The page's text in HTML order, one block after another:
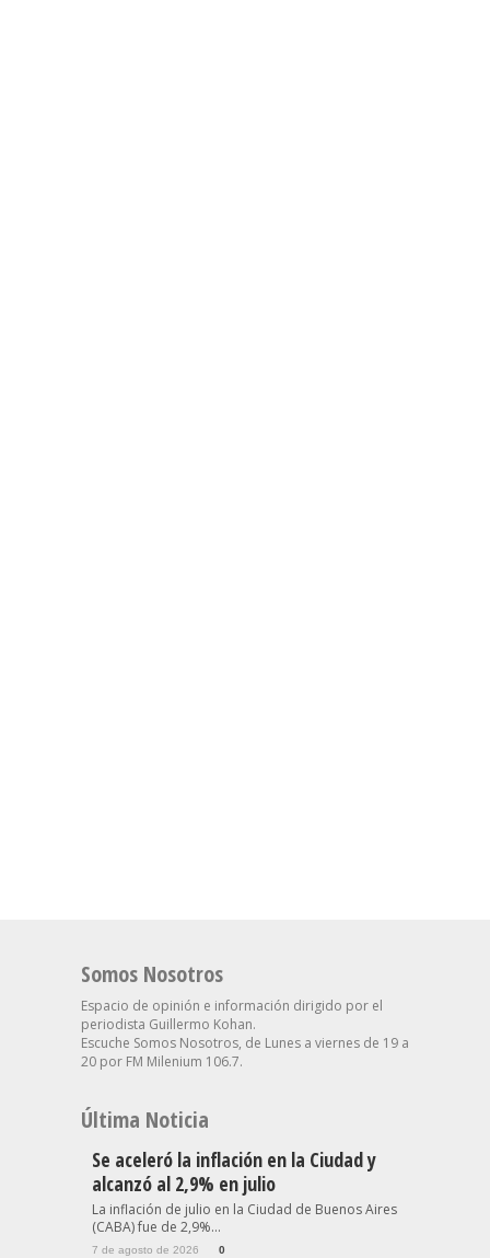
Somos Nosotros
Espacio de opinión e información dirigido por el
periodista Guillermo Kohan.
Escuche Somos Nosotros, de Lunes a viernes de 19 a
20 por FM Milenium 106.7.
Última Noticia
Se aceleró la inflación en la Ciudad y
alcanzó al 2,9% en julio
La inflación de julio en la Ciudad de Buenos Aires
(CABA) fue de 2,9%...
7 de agosto de 2026 0